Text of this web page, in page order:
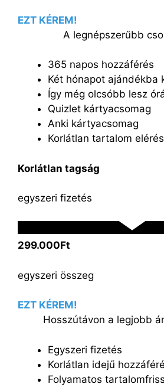
EZT KÉREM!
A legnépszerűbb
365 napos hozzáférés
Két hónapot ajándékba
Így még olcsóbb lesz
Quizlet kártyacsomag
Anki kártyacsomag
Korlátlan tartalom elérés
Korlátlan tagság
egyszeri fizetés
299.000Ft
egyszeri összeg
EZT KÉREM!
Hosszútávon a legjobb
Egyszeri fizetés
Korlátlan idejű
Folyamatos